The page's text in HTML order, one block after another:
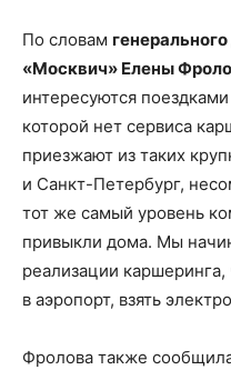
По словам
«Москвич» Елены
интересуются
которой нет сервиса
приезжают из таких
и Санкт-Петербург,
тот же самый уровень
привыкли дома. Мы
реализации
в аэропорт, взять
Фролова также